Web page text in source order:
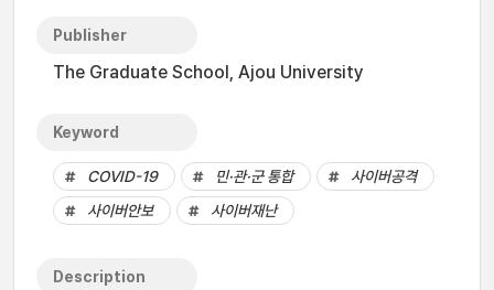
Publisher
The Graduate School, Ajou University
Keyword
COVID-19 민·관·군 통합
사이버공격
사이버안보
사이버재난
Description